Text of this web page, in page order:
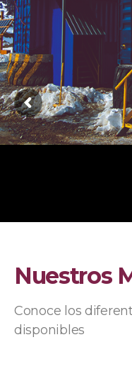
Nuestros
Conoce los
disponibles